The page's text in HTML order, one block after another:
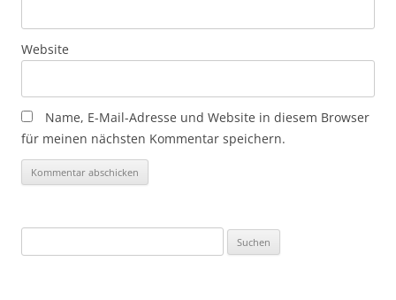
Website
Name, E-Mail-Adresse und Website in diesem Browser
für meinen nächsten Kommentar speichern.
nach: